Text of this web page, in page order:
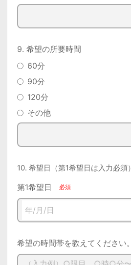
9. 希望の所要時間
60分
90分
120分
その他
10. 希望日（第1希望日は入力必須）
第1希望日
希望の時間帯を教えてください。